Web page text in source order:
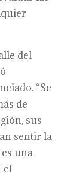
del
“Se
de
sus
sentir la
una
el